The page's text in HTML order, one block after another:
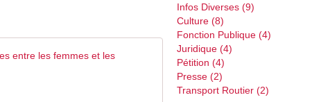
Aidez-moi à faire avancer
Infos Diverses (9)
Culture (8)
Fonction Publique (4)
Juridique (4)
Pétition (4)
Presse (2)
Transport Routier (2)